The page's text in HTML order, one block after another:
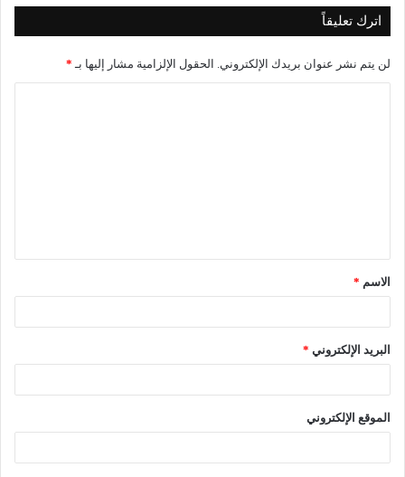
اترك تعليقاً
لن يتم نشر عنوان بريدك الإلكتروني. الحقول الإلزامية مشار إليها بـ *
ق
*الاسم *
البريد الإلكتروني *
الموقع الإلكتروني